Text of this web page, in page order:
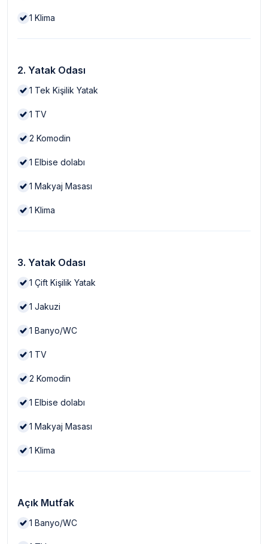
1 Klima
2. Yatak Odası
1 Tek Kişilik Yatak
1 TV
2 Komodin
1 Elbise dolabı
1 Makyaj Masası
1 Klima
3. Yatak Odası
1 Çift Kişilik Yatak
1 Jakuzi
1 Banyo/WC
1 TV
2 Komodin
1 Elbise dolabı
1 Makyaj Masası
1 Klima
Açık Mutfak
1 Banyo/WC